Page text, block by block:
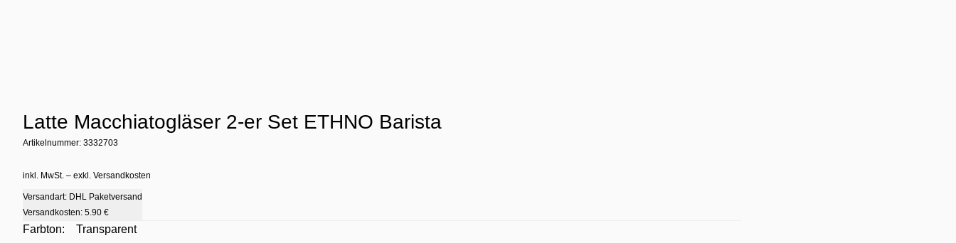
Latte Macchiatogläser 2-er Set ETHNO Barista
Artikelnummer: 3332703
inkl. MwSt. – exkl. Versandkosten
Versandart: DHL Paketversand
Versandkosten: 5.90 €
Farbton:
Transparent